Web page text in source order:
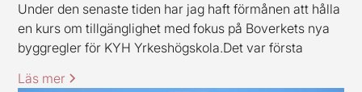
Under den senaste tiden har jag haft förmånen att hålla
en kurs om tillgänglighet med fokus på Boverkets nya
byggregler för KYH Yrkeshögskola.Det var första
erkänna att jag var lite nervös inför uppdraget.
Läs mer